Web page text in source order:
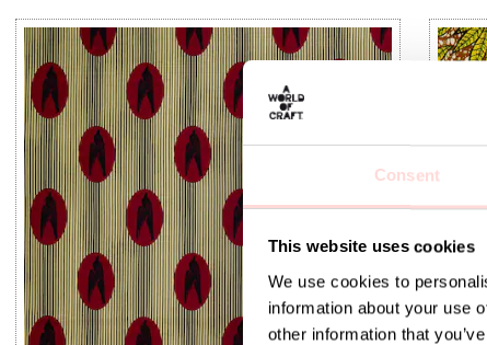
Consent
This website uses cookies
We use cookies to
information about your use
other information that